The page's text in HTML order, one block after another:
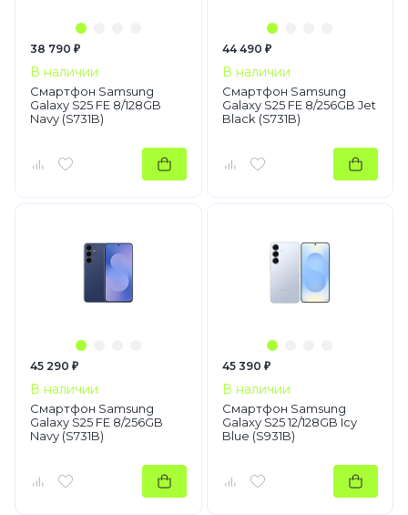
38 790 ₽
В наличии
Смартфон Samsung
Galaxy S25 FE 8/128GB
Navy (S731B)
44 490 ₽
В наличии
Смартфон Samsung
Galaxy S25 FE 8/256GB Jet
Black (S731B)
45 290 ₽
В наличии
Смартфон Samsung
Galaxy S25 FE 8/256GB
Navy (S731B)
45 390 ₽
В наличии
Смартфон Samsung
Galaxy S25 12/128GB Icy
Blue (S931B)